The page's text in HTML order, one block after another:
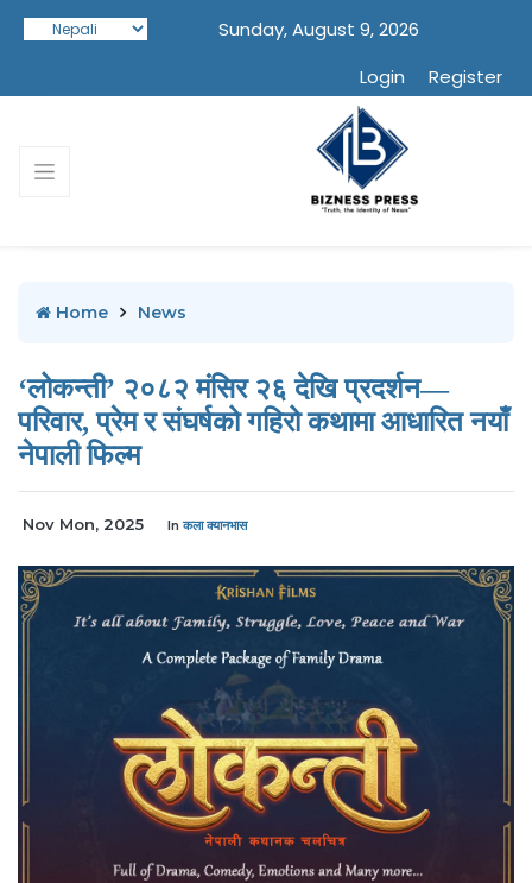
Sunday, August 9, 2026
Login
Register
Home News
‘लोकन्ती’ २०८२ मंसिर २६ देखि प्रदर्शन—
परिवार, प्रेम र संघर्षको गहिरो कथामा आधारित नयाँ
नेपाली फिल्म
Nov Mon, 2025 In कला क्यानभास